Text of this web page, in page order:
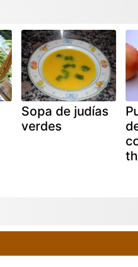
Sopa de judías
verdes